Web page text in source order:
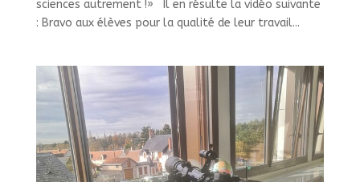
sciences autrement !» Il en résulte la vidéo suivante
: Bravo aux élèves pour la qualité de leur travail...